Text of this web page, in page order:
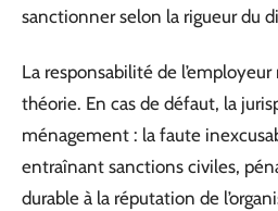
sanctionner selon la rigueur du
La responsabilité de l’employeur
théorie. En cas de défaut, la
ménagement : la faute
entraînant sanctions civiles,
durable à la réputation de